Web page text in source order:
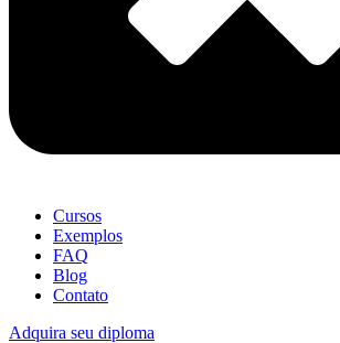
Cursos
Exemplos
FAQ
Blog
Contato
Adquira seu diploma